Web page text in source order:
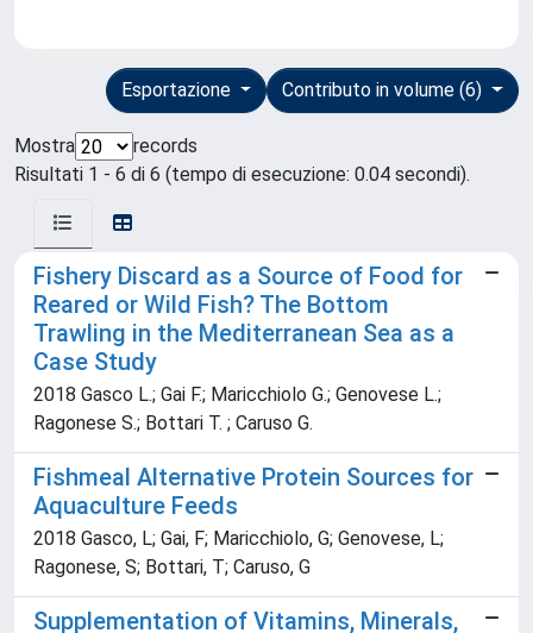
Contributo in volume (6)
Esportazione
Mostra
records
Risultati 1 - 6 di 6 (tempo di esecuzione: 0.04 secondi).
Fishery Discard as a Source of Food for
Reared or Wild Fish? The Bottom
Trawling in the Mediterranean Sea as a
Case Study
2018 Gasco L.; Gai F.; Maricchiolo G.; Genovese L.;
Ragonese S.; Bottari T. ; Caruso G.
Fishmeal Alternative Protein Sources for
Aquaculture Feeds
2018 Gasco, L; Gai, F; Maricchiolo, G; Genovese, L;
Ragonese, S; Bottari, T; Caruso, G
Supplementation of Vitamins, Minerals,